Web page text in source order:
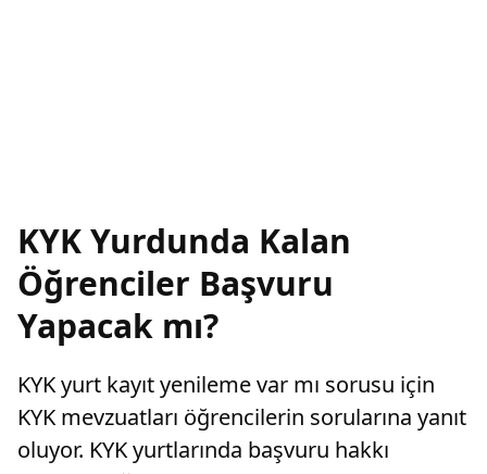
KYK Yurdunda Kalan
Öğrenciler Başvuru
Yapacak mı?
KYK yurt kayıt yenileme var mı sorusu için
KYK mevzuatları öğrencilerin sorularına yanıt
oluyor. KYK yurtlarında başvuru hakkı